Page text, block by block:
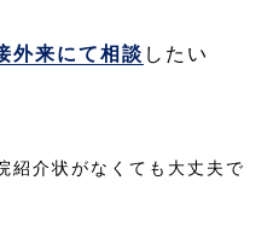
外来にて相談 したい
紹介状がなくても大丈夫で